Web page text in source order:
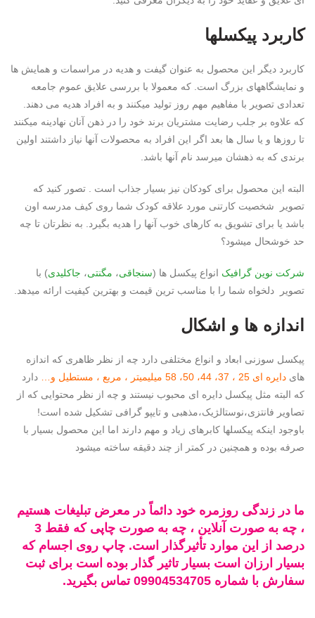
کاربرد پیکسلها
کاربرد دیگر این محصول به عنوان گیفت و هدیه در مراسمات و همایش ها
و نمایشگاههای بزرگ است. که معمولا با بررسی علایق عموم جامعه
تعدادی تصویر با مفاهیم مهم روز تولید میکنند و به افراد هدیه می دهند.
که علاوه بر جلب رضایت مشتریان برند خود را در ذهن آنان نهادینه میکنند
تا روزها و یا سال ها بعد اگر این افراد به محصولات آنها نیاز داشتند اولین
برندی که به ذهشان میرسد نام آنها باشد.
البته این محصول برای کودکان نیز بسیار جذاب است . تصور کنید که
تصویر شخصیت کارتنی مورد علاقه کودک شما روی کیف مدرسه اون
باشد یا برای تشویق به کارهای خوب آنها را هدیه بگیرد. به نظرتان تا چه
حد خوشحال میشود؟
شرکت نوین گرافیک انواع پیکسل ها (سنجاقی، مگنتی، جاکلیدی) با
تصویر دلخواه شما را با مناسب ترین قیمت و بهترین کیفیت ارائه میدهد.
اندازه ها و اشکال
پیکسل سوزنی ابعاد و انواع مختلفی دارد چه از نظر ظاهری که اندازه
های دایره ای 25 ، 37، 44، 50، 58 میلیمیتر ، مربع ، مستطیل و…
دارد
که البته مثل پیکسل دایره ای محبوب نیستند و چه از نظر محتوایی که از
تصاویر فانتزی،نوستالژیک،مذهبی و تایپو گرافی تشکیل شده است!
باوجود اینکه پیکسلها کابرهای زیاد و مهم دارند اما این محصول بسیار با
صرفه بوده و همچنین در کمتر از چند دقیقه ساخته میشود
ما در زندگی روزمره خود دائماً در معرض تبلیغات هستیم
، چه به صورت آنلاین ، چه به صورت چاپی که فقط 3
درصد از این موارد تأثیرگذار است. چاپ روی اجسام که
بسیار ارزان است بسیار تاثیر گذار بوده است برای ثبت
سفارش با شماره 09904534705 تماس بگیرید.